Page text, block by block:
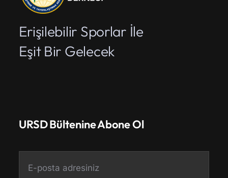
Erişilebilir Sporlar İle
Eşit Bir Gelecek
URSD Bültenine Abone Ol